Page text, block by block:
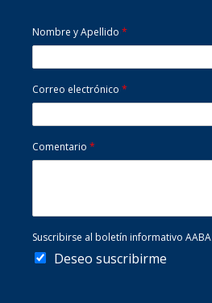
Nombre y Apellido *
Correo electrónico *
Comentario *
Suscribirse al boletín informativo AABA
Deseo suscribirme